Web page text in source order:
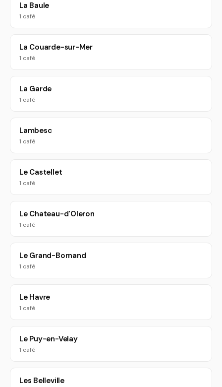
La Baule
1 café
La Couarde-sur-Mer
1 café
La Garde
1 café
Lambesc
1 café
Le Castellet
1 café
Le Chateau-d'Oleron
1 café
Le Grand-Bornand
1 café
Le Havre
1 café
Le Puy-en-Velay
1 café
Les Belleville